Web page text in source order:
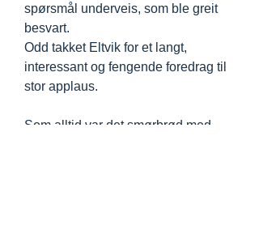
spørsmål underveis, som ble greit
besvart.
Odd takket Eltvik for et langt,
interessant og fengende foredrag til
stor applaus.
Som alltid var det smørbrød med